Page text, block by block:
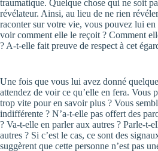
traumatique. Quelque chose qui ne soit
révélateur. Ainsi, au lieu de ne rien
raconter sur votre vie, vous pouvez lui en
voir comment elle le reçoit ? Comment
? A-t-elle fait preuve de respect à cet
Une fois que vous lui avez donné
attendez de voir ce qu’elle en fera. Vous
trop vite pour en savoir plus ? Vous
indifférente ? N’a-t-elle pas offert des
? Va-t-elle en parler aux autres ? Parle-t-
autres ? Si c’est le cas, ce sont des
suggèrent que cette personne n’est pas